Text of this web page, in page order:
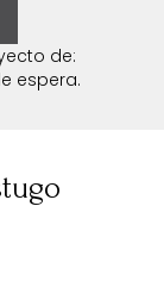
de:
espera.